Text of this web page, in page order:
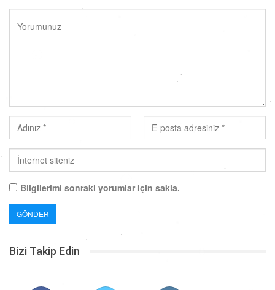
Bilgilerimi sonraki yorumlar için sakla.
Bizi Takip Edin